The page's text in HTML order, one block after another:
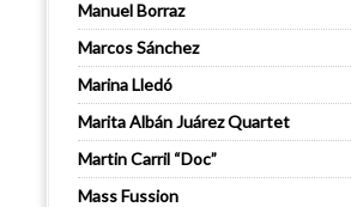
Manuel Borraz
Marcos Sánchez
Marina Lledó
Marita Albán Juárez Quartet
Martin Carril “Doc”
Mass Fussion